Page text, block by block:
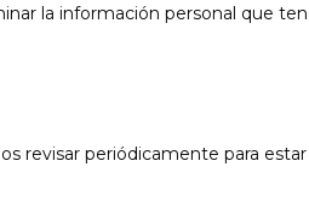
la información personal que
revisar periódicamente para